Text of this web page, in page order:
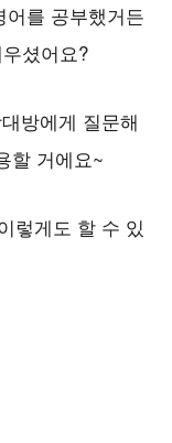
를 공부했거든
셨어요?
방에게 질문해
할 거에요~
렇게도 할 수 있